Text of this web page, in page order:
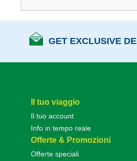
GET EXCLUSIVE
Il tuo viaggio
Il tuo account
Info in tempo reale
Offerte & Promozioni
Offerte speciali